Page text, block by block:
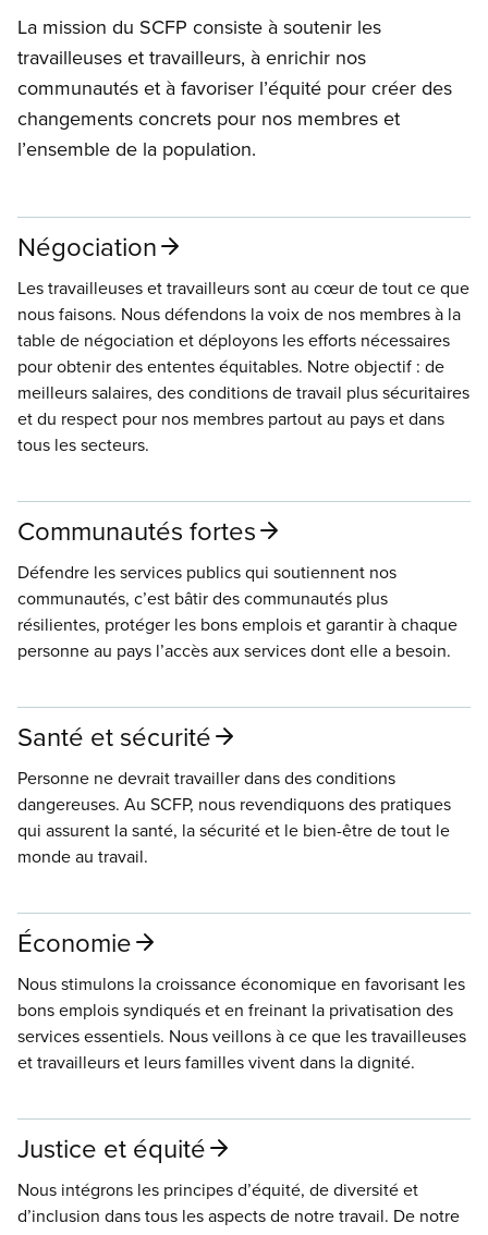
La mission du SCFP consiste à soutenir les
travailleuses et travailleurs, à enrichir nos
communautés et à favoriser l’équité pour créer des
changements concrets pour nos membres et
l’ensemble de la population.
Négociation
Les travailleuses et travailleurs sont au cœur de tout ce que
nous faisons. Nous défendons la voix de nos membres à la
table de négociation et déployons les efforts nécessaires
pour obtenir des ententes équitables. Notre objectif : de
meilleurs salaires, des conditions de travail plus sécuritaires
et du respect pour nos membres partout au pays et dans
tous les secteurs.
Communautés fortes
Défendre les services publics qui soutiennent nos
communautés, c’est bâtir des communautés plus
résilientes, protéger les bons emplois et garantir à chaque
personne au pays l’accès aux services dont elle a besoin.
Santé et sécurité
Personne ne devrait travailler dans des conditions
dangereuses. Au SCFP, nous revendiquons des pratiques
qui assurent la santé, la sécurité et le bien-être de tout le
monde au travail.
Économie
Nous stimulons la croissance économique en favorisant les
bons emplois syndiqués et en freinant la privatisation des
services essentiels. Nous veillons à ce que les travailleuses
et travailleurs et leurs familles vivent dans la dignité.
Justice et équité
Nous intégrons les principes d’équité, de diversité et
d’inclusion dans tous les aspects de notre travail. De notre